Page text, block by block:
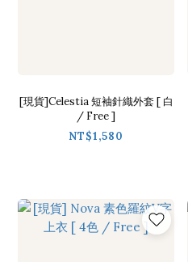
[現貨]Celestia 短袖針織外套 [ 白
/ Free ]
NT$1,580